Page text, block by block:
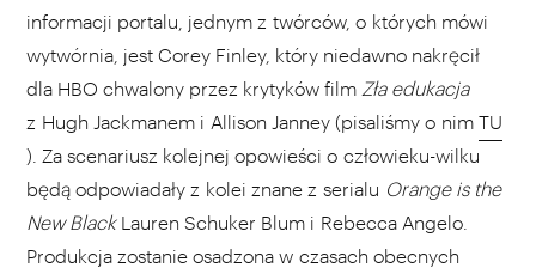
informacji portalu, jednym z twórców, o których mówi
wytwórnia, jest Corey Finley, który niedawno nakręcił
dla HBO chwalony przez krytyków film Zła edukacja
z Hugh Jackmanem i Allison Janney (pisaliśmy o nim TU
). Za scenariusz kolejnej opowieści o człowieku-wilku
będą odpowiadały z kolei znane z serialu Orange is the
New BlackLauren Schuker Blum i Rebecca Angelo.
Produkcja zostanie osadzona w czasach obecnych